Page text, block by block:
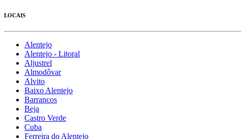
LOCAIS
Alentejo
Alentejo - Litoral
Aljustrel
Almodôvar
Alvito
Baixo Alentejo
Barrancos
Beja
Castro Verde
Cuba
Ferreira do Alentejo